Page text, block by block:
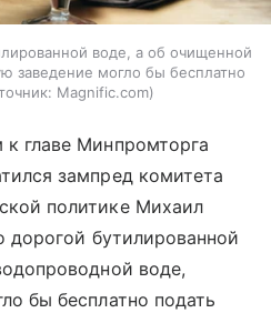
воде, а об очищенной
заведение могло бы бесплатно
Magnific.com
главе Минпромторга
зампред комитета
политике Михаил
дорогой бутилированной
воде,
бы бесплатно подать